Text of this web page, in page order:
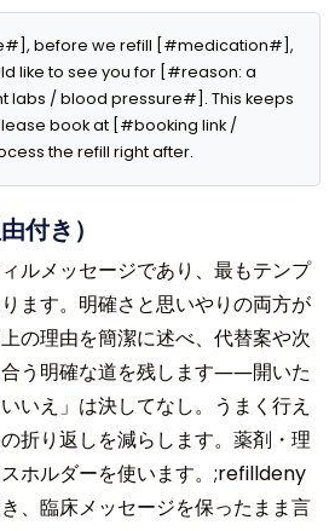
before we refill [#medication#],
like to see you for [#reason: a
labs / blood pressure#]. This keeps
book at [#booking link /
the refill right after.
付き）
ルメッセージであり、最もテンプ
ます。明確さと思いやりの両方が
の理由を簡潔に述べ、代替案や次
う明確な道を残します――開いた
いえ」は決してなし。うまく行え
折り返しを減らします。薬剤・理
ホルダーを使います。;refilldeny
、臨床メッセージを保ったまま言